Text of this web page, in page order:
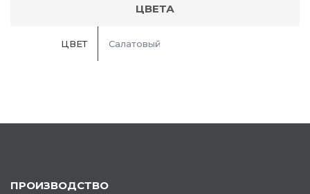
ЦВЕТА
ЦВЕТ Салатовый
ПРОИЗВОДСТВО